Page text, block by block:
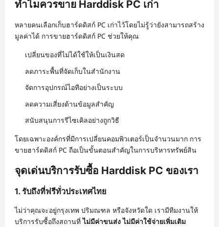
ทำไมควรขาย Harddisk PC เก่า
หลายคนเลือกเก็บฮาร์ดดิสก์ PC เก่าไว้โดยไม่รู้ว่ายังสามารถสร้าง
มูลค่าได้ การขายฮาร์ดดิสก์ PC ช่วยให้คุณ
เปลี่ยนของที่ไม่ได้ใช้ให้เป็นเงินสด
ลดภาระพื้นที่จัดเก็บในสำนักงาน
จัดการอุปกรณ์ไอทีอย่างเป็นระบบ
ลดความเสี่ยงด้านข้อมูลสำคัญ
สนับสนุนการรีไซเคิลอย่างถูกวิธี
โดยเฉพาะองค์กรที่มีการเปลี่ยนคอมพิวเตอร์เป็นจำนวนมาก การ
ขายฮาร์ดดิสก์ PC ถือเป็นขั้นตอนสำคัญในการบริหารทรัพย์สิน
จุดเด่นบริการรับซื้อ Harddisk PC ของเรา
1. รับถึงที่ฟรีทั่วประเทศไทย
ไม่ว่าคุณจะอยู่กรุงเทพ ปริมณฑล หรือจังหวัดใด เรามีทีมงานให้
บริการรับซื้อถึงสถานที่ไม่มีค่าขนส่ง ไม่มีค่าใช้จ่ายเพิ่มเติม